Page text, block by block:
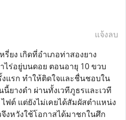
แจ้งลบ
รี่ยง เกิดที่อำเภอท่าสองยาง
ร่อยู่บนดอย ตอนอายุ 10 ขวบ
แรก ทำให้ติดใจและชื่นชอบใน
ยางดำ ผ่านทั้งเวทีภูธรและเวที
ฟต์ แต่ยังไม่เคยได้สัมผัสตำแหน่ง
จึงหวังใช้โอกาสได้มาชกในศึก